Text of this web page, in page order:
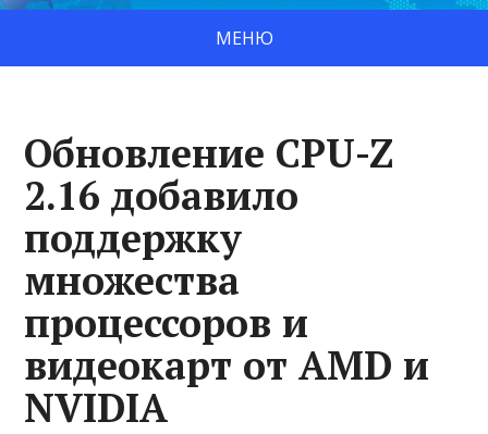
МЕНЮ
Обновление CPU-Z
2.16 добавило
поддержку
множества
процессоров и
видеокарт от AMD и
NVIDIA